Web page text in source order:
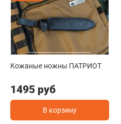
Кожаные ножны ПАТРИОТ
1495 руб
В корзину